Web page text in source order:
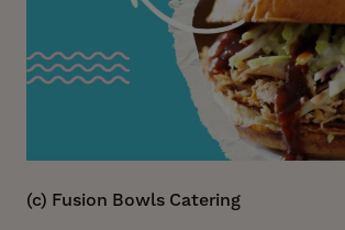
(c) Fusion Bowls Catering